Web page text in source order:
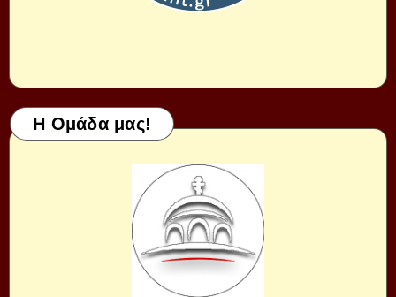
Η Ομάδα μας!